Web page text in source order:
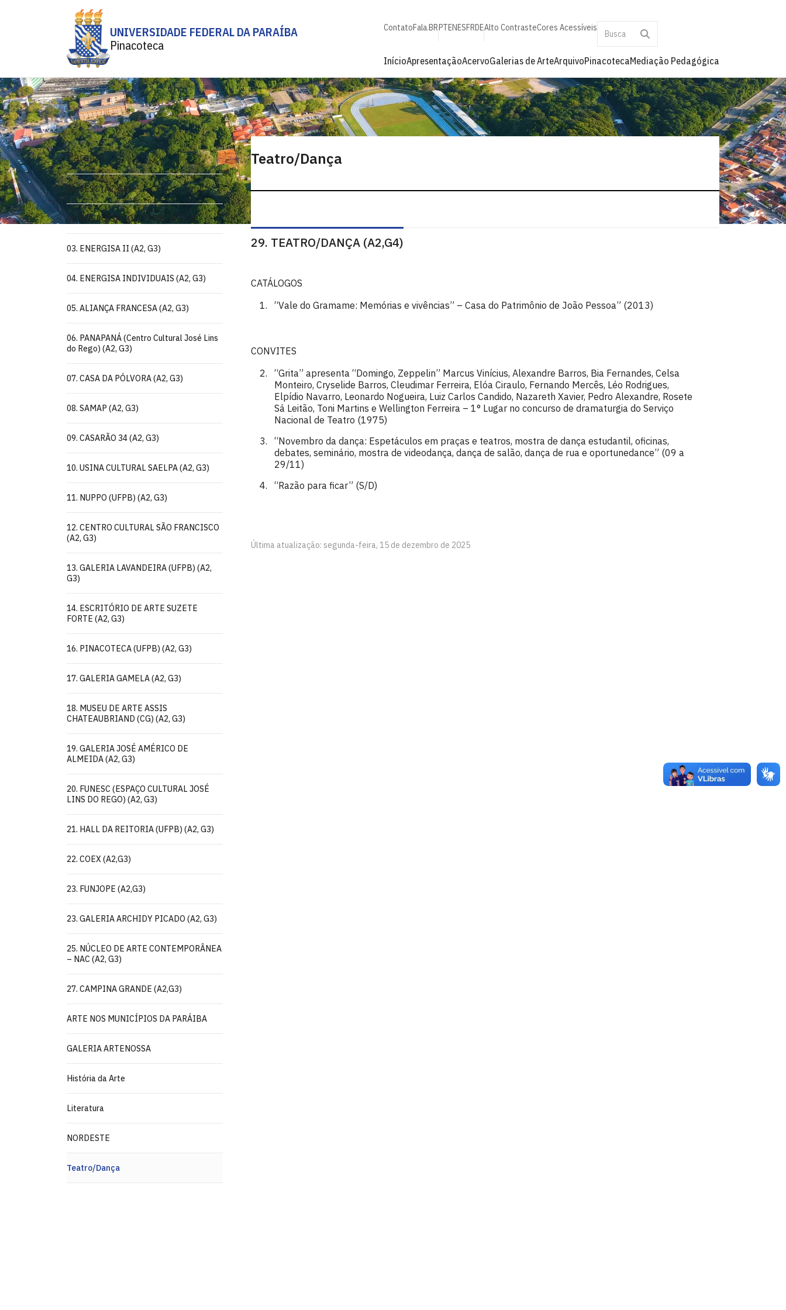
UNIVERSIDADE FEDERAL DA PARAÍBA
Pinacoteca
ContatoFala.BRPTENESFRDEAlto ContrasteCores Acessíveis
InícioApresentaçãoAcervoGalerias de ArteArquivoPinacotecaMediação Pedagógica
Paraíba
01. SESC (A2, G3)
02. ENERGISA COLETIVAS (A2, G3)
03. ENERGISA II (A2, G3)
04. ENERGISA INDIVIDUAIS (A2, G3)
05. ALIANÇA FRANCESA (A2, G3)
06. PANAPANÁ (Centro Cultural José Lins
do Rego) (A2, G3)
07. CASA DA PÓLVORA (A2, G3)
08. SAMAP (A2, G3)
09. CASARÃO 34 (A2, G3)
10. USINA CULTURAL SAELPA (A2, G3)
11. NUPPO (UFPB) (A2, G3)
12. CENTRO CULTURAL SÃO FRANCISCO
(A2, G3)
13. GALERIA LAVANDEIRA (UFPB) (A2,
G3)
14. ESCRITÓRIO DE ARTE SUZETE
FORTE (A2, G3)
16. PINACOTECA (UFPB) (A2, G3)
17. GALERIA GAMELA (A2, G3)
18. MUSEU DE ARTE ASSIS
CHATEAUBRIAND (CG) (A2, G3)
19. GALERIA JOSÉ AMÉRICO DE
ALMEIDA (A2, G3)
20. FUNESC (ESPAÇO CULTURAL JOSÉ
LINS DO REGO) (A2, G3)
21. HALL DA REITORIA (UFPB) (A2, G3)
22. COEX (A2,G3)
23. FUNJOPE (A2,G3)
23. GALERIA ARCHIDY PICADO (A2, G3)
25. NÚCLEO DE ARTE CONTEMPORÂNEA
– NAC (A2, G3)
27. CAMPINA GRANDE (A2,G3)
ARTE NOS MUNICÍPIOS DA PARÁIBA
GALERIA ARTENOSSA
História da Arte
Literatura
NORDESTE
Teatro/Dança
Teatro/Dança
29. TEATRO/DANÇA (A2,G4)
CATÁLOGOS
“Vale do Gramame: Memórias e vivências” – Casa do Patrimônio de João Pessoa” (2013)
CONVITES
“Grita” apresenta “Domingo, Zeppelin” Marcus Vinícius, Alexandre Barros, Bia Fernandes, Celsa
Monteiro, Cryselide Barros, Cleudimar Ferreira, Elóa Ciraulo, Fernando Mercês, Léo Rodrigues,
Elpídio Navarro, Leonardo Nogueira, Luiz Carlos Candido, Nazareth Xavier, Pedro Alexandre, Rosete
Sá Leitão, Toni Martins e Wellington Ferreira – 1° Lugar no concurso de dramaturgia do Serviço
Nacional de Teatro (1975)
“Novembro da dança: Espetáculos em praças e teatros, mostra de dança estudantil, oficinas,
debates, seminário, mostra de videodança, dança de salão, dança de rua e oportunedance” (09 a
29/11)
“Razão para ficar” (S/D)
Última atualização: segunda-feira, 15 de dezembro de 2025